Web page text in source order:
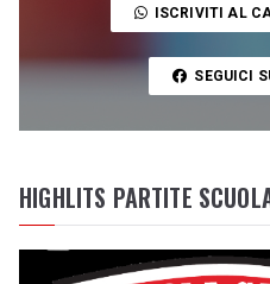
ISCRIVITI AL
SEGUICI
HIGHLITS PARTITE